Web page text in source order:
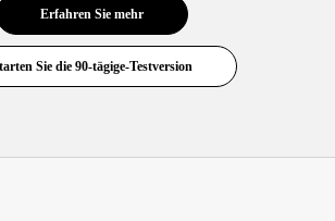
Erfahren Sie mehr